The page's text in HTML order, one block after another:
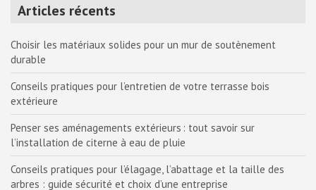
Articles récents
Choisir les matériaux solides pour un mur de soutènement
durable
Conseils pratiques pour l’entretien de votre terrasse bois
extérieure
Penser ses aménagements extérieurs : tout savoir sur
l’installation de citerne à eau de pluie
Conseils pratiques pour l’élagage, l’abattage et la taille des
arbres : guide sécurité et choix d’une entreprise